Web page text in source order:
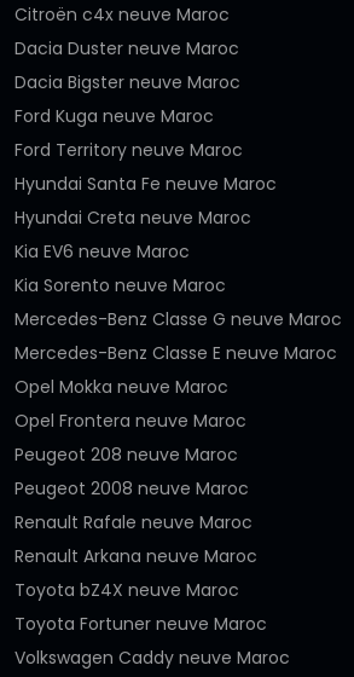
Citroën c4x neuve Maroc
Dacia Duster neuve Maroc
Dacia Bigster neuve Maroc
Ford Kuga neuve Maroc
Ford Territory neuve Maroc
Hyundai Santa Fe neuve Maroc
Hyundai Creta neuve Maroc
Kia EV6 neuve Maroc
Kia Sorento neuve Maroc
Mercedes-Benz Classe G neuve Maroc
Mercedes-Benz Classe E neuve Maroc
Opel Mokka neuve Maroc
Opel Frontera neuve Maroc
Peugeot 208 neuve Maroc
Peugeot 2008 neuve Maroc
Renault Rafale neuve Maroc
Renault Arkana neuve Maroc
Toyota bZ4X neuve Maroc
Toyota Fortuner neuve Maroc
Volkswagen Caddy neuve Maroc